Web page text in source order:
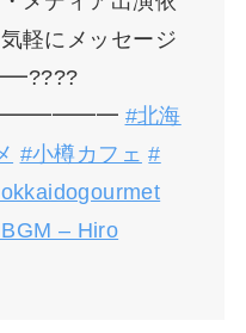
軽にメッセージ
#北海
#小樽カフェ #
– Hiro